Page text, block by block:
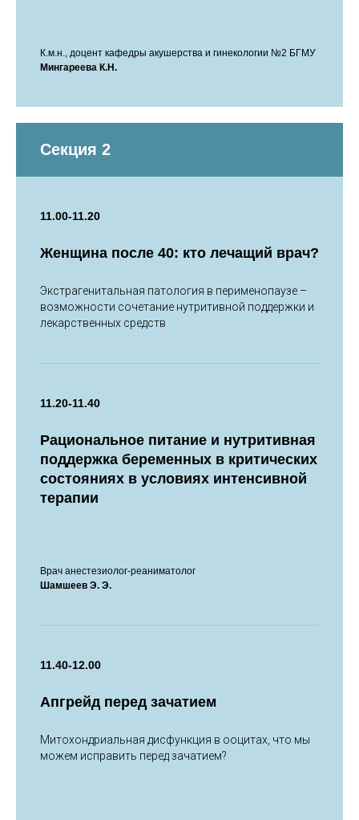
К.м.н., доцент кафедры акушерства и гинекологии №2 БГМУ
Мингареева К.Н.
Секция 2
11.00-11.20
Женщина после 40: кто лечащий врач?
Экстрагенитальная патология в перименопаузе –
возможности сочетание нутритивной поддержки и
лекарственных средств
11.20-11.40
Рациональное питание и нутритивная
поддержка беременных в критических
состояниях в условиях интенсивной
терапии
Врач анестезиолог-реаниматолог
Шамшеев Э. Э.
11.40-12.00
Апгрейд перед зачатием
Митохондриальная дисфункция в ооцитах, что мы
можем исправить перед зачатием?